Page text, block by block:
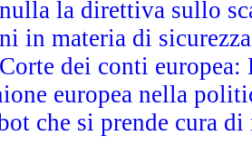
la direttiva sullo
in materia di
dei conti
europea nella
che si prende cura